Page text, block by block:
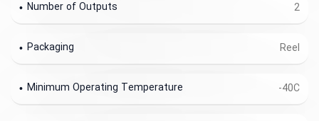
2
Number of Outputs
Reel
Packaging
-40C
Minimum Operating Temperature